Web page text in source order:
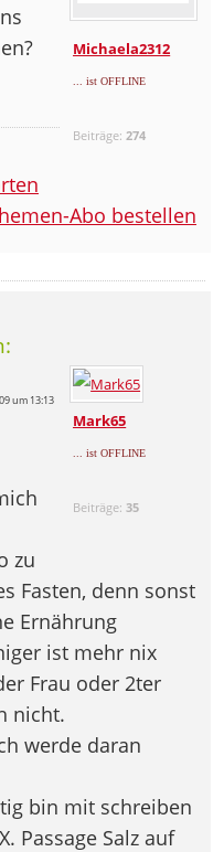
Michaela2312
... ist OFFLINE
Beiträge: 274
Abo bestellen
Mark65
... ist OFFLINE
Beiträge:35
um 13:13
zu
Fasten, denn sonst
Ernährung
ist mehr nix
Frau oder 2ter
nicht.
werde daran
bin mit schreiben
Passage Salz auf